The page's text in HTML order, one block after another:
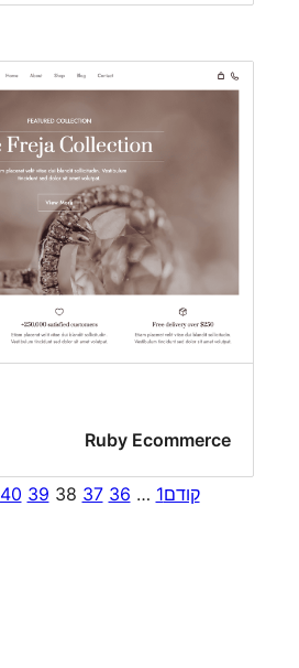
Ruby Ecommerce
קודם1
…
36
37
38
39
40